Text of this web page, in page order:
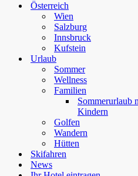
Österreich
Wien
Salzburg
Innsbruck
Kufstein
Urlaub
Sommer
Wellness
Familien
Sommerurlaub
Kindern
Golfen
Wandern
Hütten
Skifahren
News